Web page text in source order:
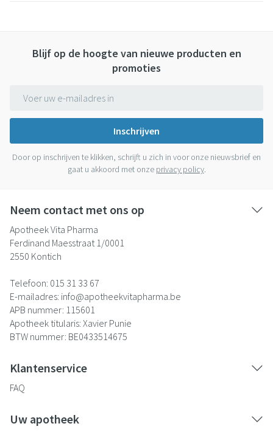
Blijf op de hoogte van nieuwe producten en
promoties
Inschrijven
Door op inschrijven te klikken, schrijft u zich in voor onze nieuwsbrief en
gaat u akkoord met onze privacy policy.
Neem contact met ons op
Apotheek Vita Pharma
Ferdinand Maesstraat 1/0001
2550 Kontich
Telefoon: 015 31 33 67
E-mailadres: info@apotheekvitapharma.be
APB nummer: 115601
Apotheek titularis: Xavier Punie
BTW nummer: BE0433514675
Klantenservice
FAQ
Uw apotheek